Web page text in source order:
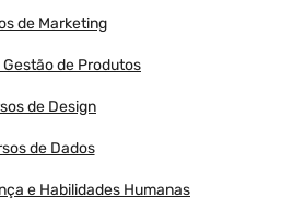
de Marketing
Gestão de Produtos
de Design
de Dados
e Habilidades Humanas